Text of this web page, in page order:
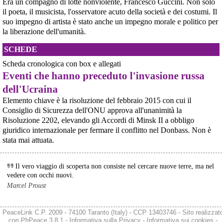
riservarsi sulla richiesta di opposizione all’archiviazione presentata da un
gruppo di cittadini e associazioni riguardo alla presenza di armi nucleari
statunitensi nella base USAF di Aviano. L’attesa decisi
[News] Parte in Finlandia la manifestazione contro il riarmo europeo
Helsinki, mobilitazione contro il riarmo europeo: “Welfare, not warfare”Anche
in Finlandia, oggi 14 giugno 2026, cittadini e organizzazioni pacifiste stanno
scendendo in piazza contro il riarmo, in collegamento con le proteste in
[News] Oggi in Spagna mobilitazione contro il riarmo, in questi minuti sta
per partire a Bruxelles la marcia pacifista europea di No Rearm Europe
Oggi in Spagna mobilitazione contro il riarmo e il militarismoSi è svolta
oggi, 14 giugno 2026, a Madrid la manifestazione indetta dall'Assemblea
Internazionalista di Madrid con il titolo "Contro il riarmo e la guerra
imperialista". I partecipanti si sono radunati in Plaza de Atoc
[news] La strage di Bologna, i suoi mandati e la cerniera con la NATO
A quarantasei anni dalla strage che il 2 agosto 1980 insanguinò la stazione
di Bologna, PeaceLink torna a ricordare le 85 vittime e gli oltre 200 feriti di
quel sabato mattina. Lo fa con un nuovo editoriale dal titolo "Strage di
Era un compagno di lotte nonviolente, Francesco Guccini. Non solo
il poeta, il musicista, l'osservatore acuto della società e dei costumi. Il
suo impegno di artista è stato anche un impegno morale e politico per
la liberazione dell'umanità.
SCHEDE
Scheda cronologica con box e allegati
Eventi che hanno preceduto l'invasione russa
dell'Ucraina
Elemento chiave è la risoluzione del febbraio 2015 con cui il
Consiglio di Sicurezza dell'ONU approva all'unanimità la
Risoluzione 2202, elevando gli Accordi di Minsk II a obbligo
giuridico internazionale per fermare il conflitto nel Donbass. Non è
stata mai attuata.
Il vero viaggio di scoperta non consiste nel cercare nuove terre, ma nel
vedere con occhi nuovi.
Marcel Proust
PeaceLink C.P. 2009 - 74100 Taranto (Italy) - CCP 13403746 - Sito
con PhPeace 3.8.1 - Informativa sulla Privacy- Informativa sui cookies -